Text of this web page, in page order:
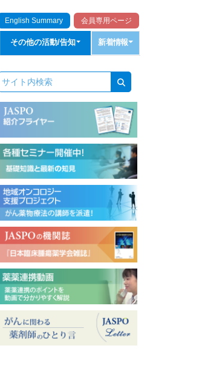
English Summary 会員専用ページ
その他の活動/告知 新着情報